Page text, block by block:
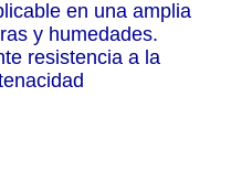
en una amplia
y humedades.
resistencia a la